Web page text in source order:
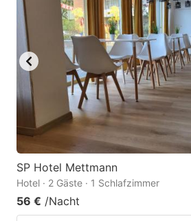
SP Hotel Mettmann
Hotel · 2 Gäste · 1 Schlafzimmer
56 € /Nacht